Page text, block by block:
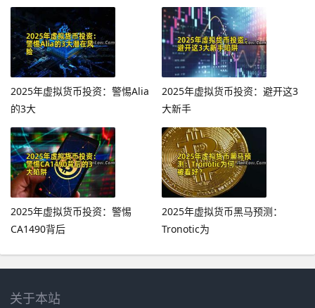
2025年虚拟货币投资：警惕Alia
的3大
2025年虚拟货币投资：避开这3
大新手
2025年虚拟货币投资：警惕
CA1490背后
2025年虚拟货币黑马预测：
Tronotic为
关于本站